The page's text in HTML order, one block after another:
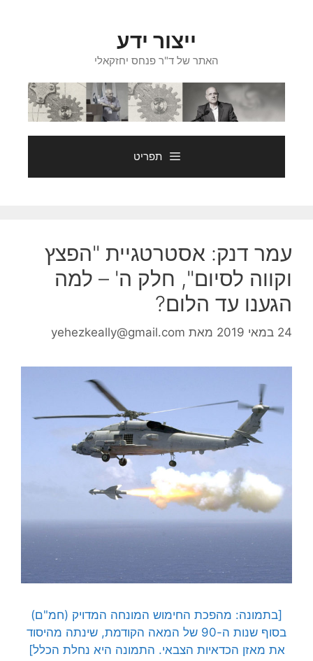
ייצור ידע
האתר של ד"ר פנחס יחזקאלי
תפריט
עמר דנק: אסטרטגיית "הפצץ
וקווה לסיום", חלק ה' – למה
הגענו עד הלום?
24 במאי 2019 מאת yehezkeally@gmail.com
[בתמונה: מהפכת החימוש המונחה המדויק (חמ"ם)
בסוף שנות ה-90 של המאה הקודמת, שינתה מהיסוד
את מאזן הכדאיות הצבאי. התמונה היא נחלת הכלל]